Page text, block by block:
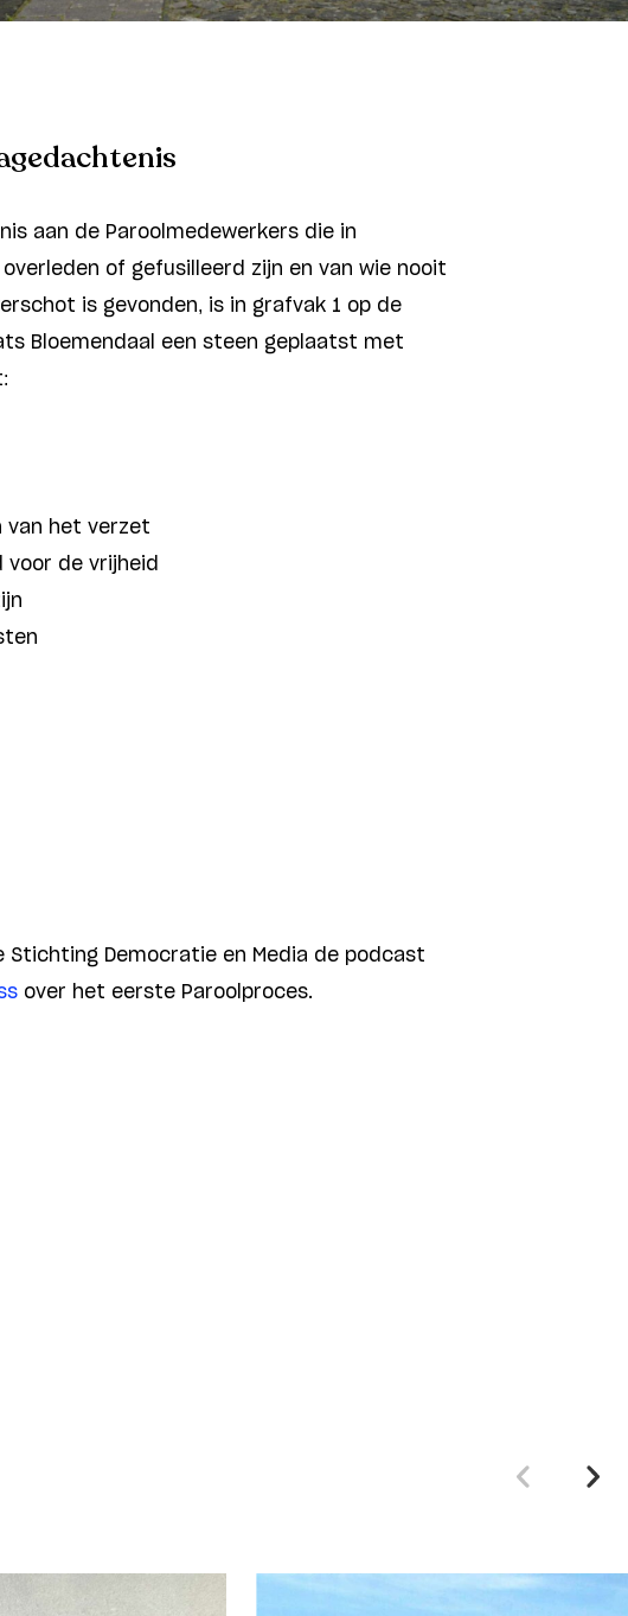
aan de Paroolmedewerkers die in
overleden of gefusilleerd zijn en van wie nooit
is gevonden, is in grafvak 1 op de
Bloemendaal een steen geplaatst met
van het verzet
voor de vrijheid
Stichting Democratie en Media de podcast
over het eerste Paroolproces.